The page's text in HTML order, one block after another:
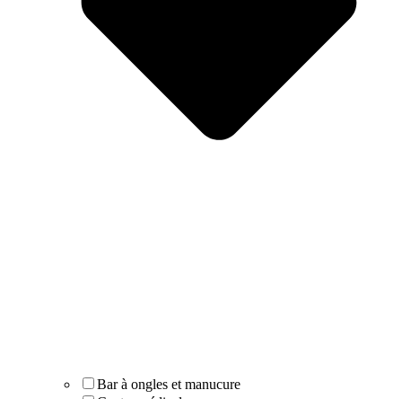
Bar à ongles et manucure